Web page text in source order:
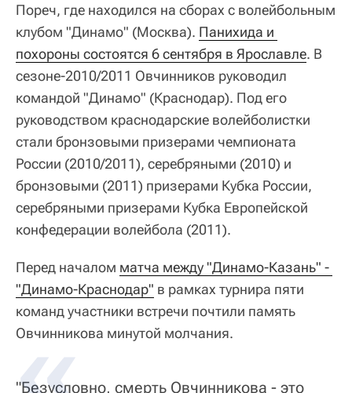
Пореч, где находился на сборах с волейбольным
клубом "Динамо" (Москва). Панихида и
похороны состоятся 6 сентября в Ярославле. В
сезоне-2010/2011 Овчинников руководил
командой "Динамо" (Краснодар). Под его
руководством краснодарские волейболистки
стали бронзовыми призерами чемпионата
России (2010/2011), серебряными (2010) и
бронзовыми (2011) призерами Кубка России,
серебряными призерами Кубка Европейской
конфедерации волейбола (2011).
Перед началом матча между "Динамо-Казань" -
"Динамо-Краснодар" в рамках турнира пяти
команд участники встречи почтили память
Овчинникова минутой молчания.
"Безусловно, смерть Овчинникова - это